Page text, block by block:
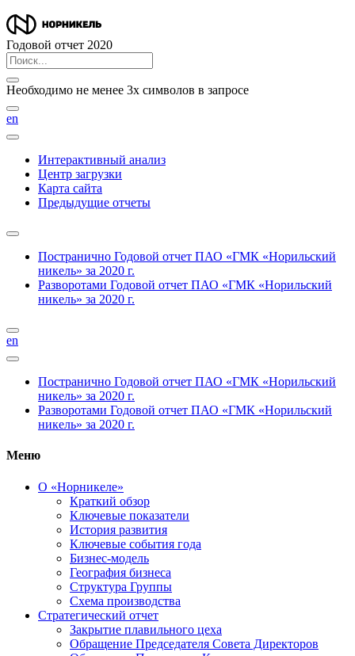
Годовой отчет 2020
Необходимо не менее 3х символов в запросе
en
Интерактивный анализ
Центр загрузки
Карта сайта
Предыдущие отчеты
Постранично Годовой отчет ПАО «ГМК «Норильский
никель» за 2020 г.
Разворотами Годовой отчет ПАО «ГМК «Норильский
никель» за 2020 г.
en
Постранично Годовой отчет ПАО «ГМК «Норильский
никель» за 2020 г.
Разворотами Годовой отчет ПАО «ГМК «Норильский
никель» за 2020 г.
Меню
О «Норникеле»
Краткий обзор
Ключевые показатели
История развития
Ключевые события года
Бизнес-модель
География бизнеса
Структура Группы
Схема производства
Стратегический отчет
Закрытие плавильного цеха
Обращение Председателя Совета Директоров